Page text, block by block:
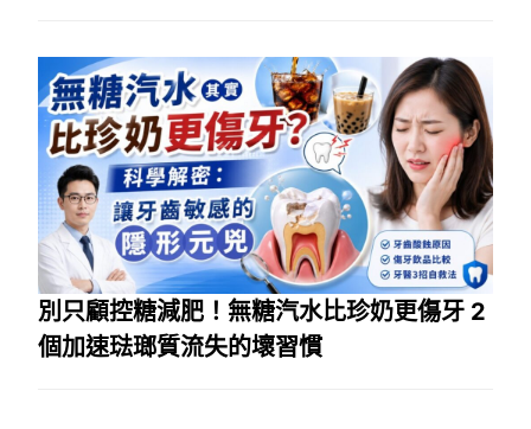
別只顧控糖減肥！無糖汽水比珍奶更傷牙 2
個加速琺瑯質流失的壞習慣